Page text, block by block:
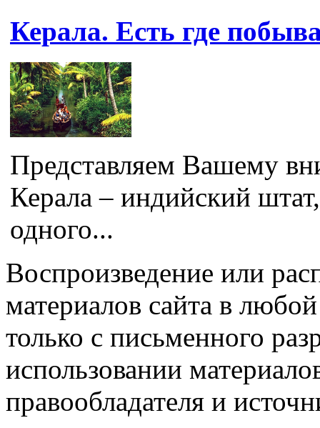
Керала. Есть где
Представляем Вашему
Керала – индийский
одного...
Воспроизведение или
материалов сайта в
только с письменного
использовании
правообладателя и